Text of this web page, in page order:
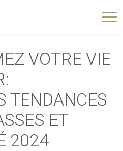
VOTRE VIE
TENDANCES
ET
2024